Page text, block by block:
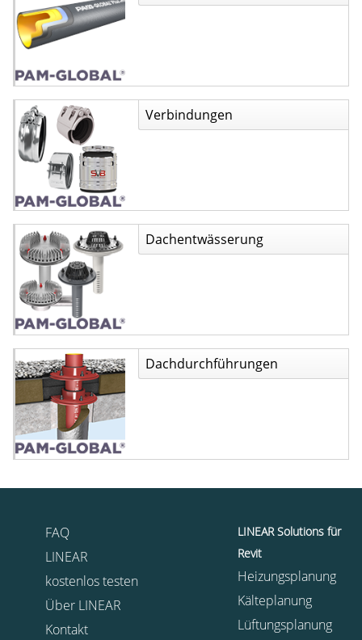
Verbindungen
Dachentwässerung
Dachdurchführungen
FAQ
LINEAR
kostenlos testen
Über LINEAR
Kontakt
LINEAR Solutions für
Revit
Heizungsplanung
Kälteplanung
Lüftungsplanung